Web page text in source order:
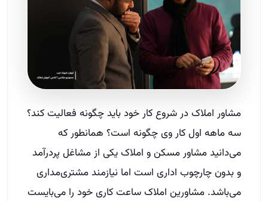
مشاور املاک در شروع کار خود باید چگونه فعالیت کند؟
سه ماهه اول کار وی چگونه است؟ همانطور که
می‌دانید مشاور مسکن و املاک یکی از مشاغل پردرآمد
و بدون چارچوب اداری است اما نیازمند مشتری‌مداری
می‌باشد. مشاورین املاک ساعت کاری خود را می‌بایست